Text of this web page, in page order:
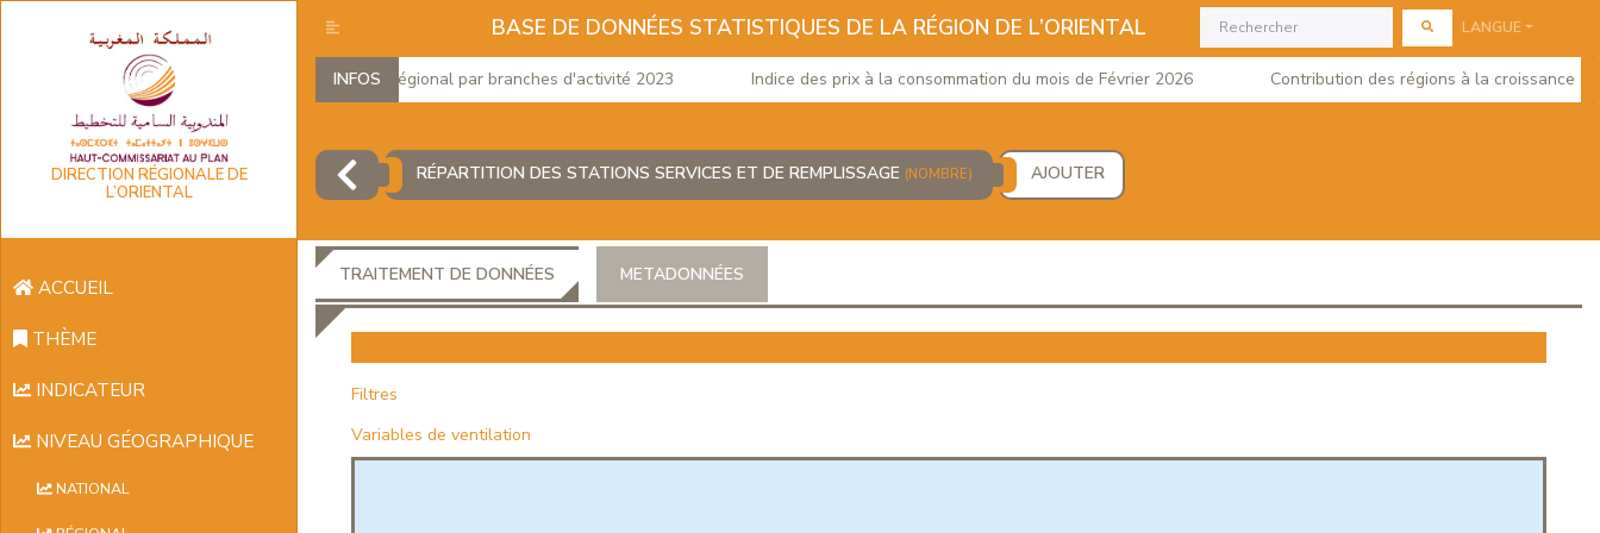
DIRECTION RÉGIONALE DE
L’ORIENTAL
ACCUEIL
THÈME
INDICATEUR
NIVEAU GÉOGRAPHIQUE
NATIONAL
BASE DE DONNÉES STATISTIQUES DE LA RÉGION DE L’ORIENTAL LANGUE
INFOS
Produit Intérieur Brut Régional par branches d'activité 2023 Indice des prix à la consommation du mois de Février 2026 Contribution des régions à la croissance du
RÉPARTITION DES STATIONS SERVICES ET DE REMPLISSAGE (NOMBRE) AJOUTER
TRAITEMENT DE DONNÉES METADONNÉES
Filtres
Variables de ventilation